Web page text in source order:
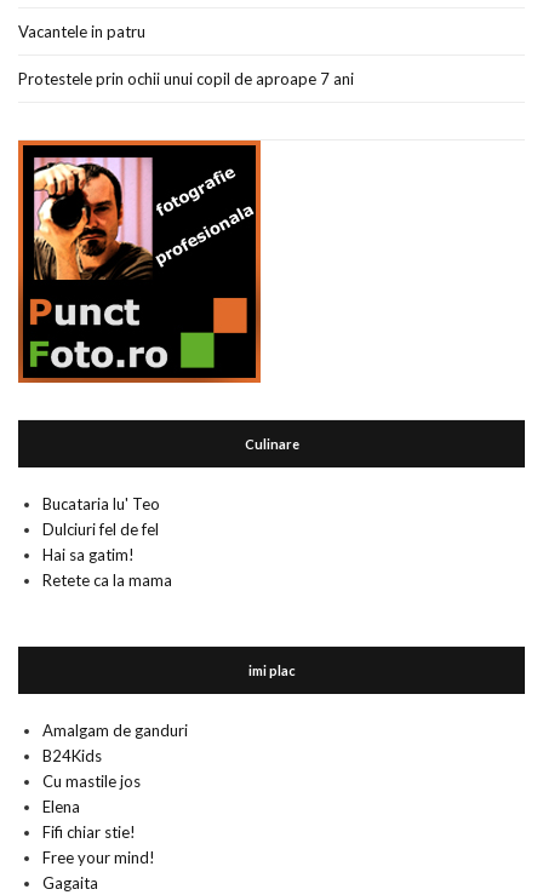
Vacantele in patru
Protestele prin ochii unui copil de aproape 7 ani
Culinare
Bucataria lu' Teo
Dulciuri fel de fel
Hai sa gatim!
Retete ca la mama
imi plac
Amalgam de ganduri
B24Kids
Cu mastile jos
Elena
Fifi chiar stie!
Free your mind!
Gagaita